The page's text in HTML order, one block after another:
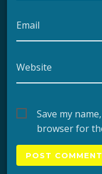
Email
Website
Save my
browser for